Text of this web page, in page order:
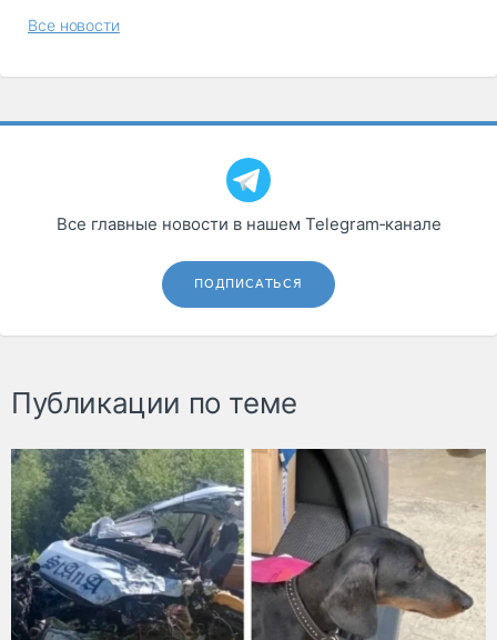
Все новости
Все главные новости в нашем Telegram‑канале
ПОДПИСАТЬСЯ
Публикации по теме